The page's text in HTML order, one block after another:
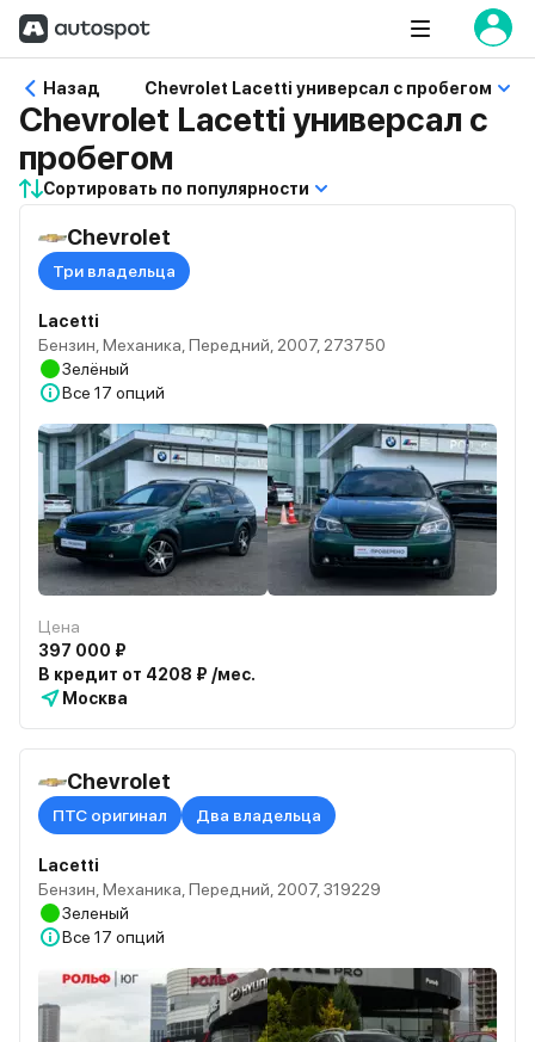
Назад Chevrolet Lacetti универсал с пробегом
Chevrolet Lacetti универсал с
пробегом
Сортировать по популярности
Chevrolet
Три владельца
Lacetti
Бензин, Механика, Передний, 2007, 273750
Зелёный
Все 17 опций
Цена
397 000 ₽
В кредит от 4208 ₽ /мес.
Москва
Chevrolet
ПТС оригинал Два владельца
Lacetti
Бензин, Механика, Передний, 2007, 319229
Зеленый
Все 17 опций